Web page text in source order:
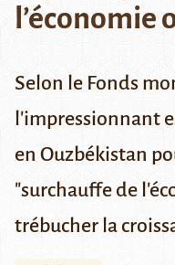
l’économie
Selon le Fonds
l'impressionnant
en Ouzbékistan
"surchauffe de
trébucher la